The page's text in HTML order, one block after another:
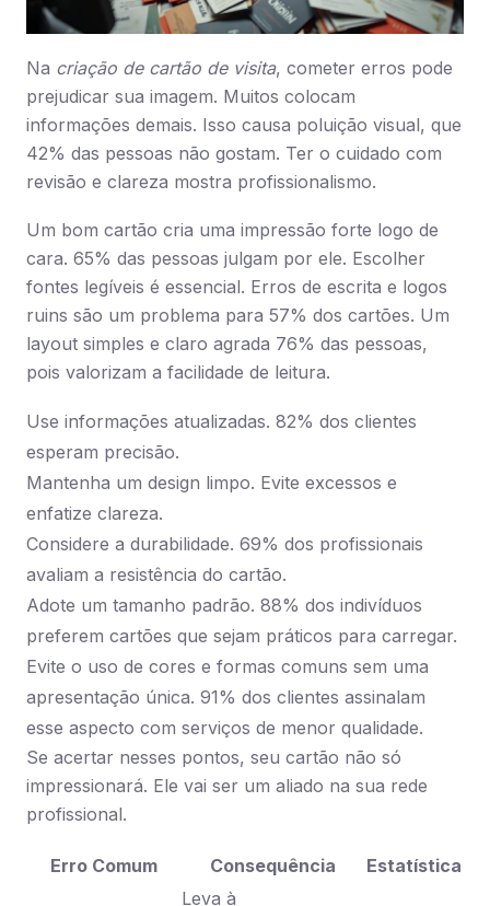
Na criação de cartão de visita, cometer erros pode
prejudicar sua imagem. Muitos colocam
informações demais. Isso causa poluição visual, que
42% das pessoas não gostam. Ter o cuidado com
revisão e clareza mostra profissionalismo.
Um bom cartão cria uma impressão forte logo de
cara. 65% das pessoas julgam por ele. Escolher
fontes legíveis é essencial. Erros de escrita e logos
ruins são um problema para 57% dos cartões. Um
layout simples e claro agrada 76% das pessoas,
pois valorizam a facilidade de leitura.
Use informações atualizadas. 82% dos clientes
esperam precisão.
Mantenha um design limpo. Evite excessos e
enfatize clareza.
Considere a durabilidade. 69% dos profissionais
avaliam a resistência do cartão.
Adote um tamanho padrão. 88% dos indivíduos
preferem cartões que sejam práticos para carregar.
Evite o uso de cores e formas comuns sem uma
apresentação única. 91% dos clientes assinalam
esse aspecto com serviços de menor qualidade.
Se acertar nesses pontos, seu cartão não só
impressionará. Ele vai ser um aliado na sua rede
profissional.
Erro Comum Consequência Estatística
Leva à